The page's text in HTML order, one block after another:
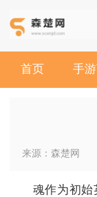
首页 手
来源：森楚网
魂作为初始